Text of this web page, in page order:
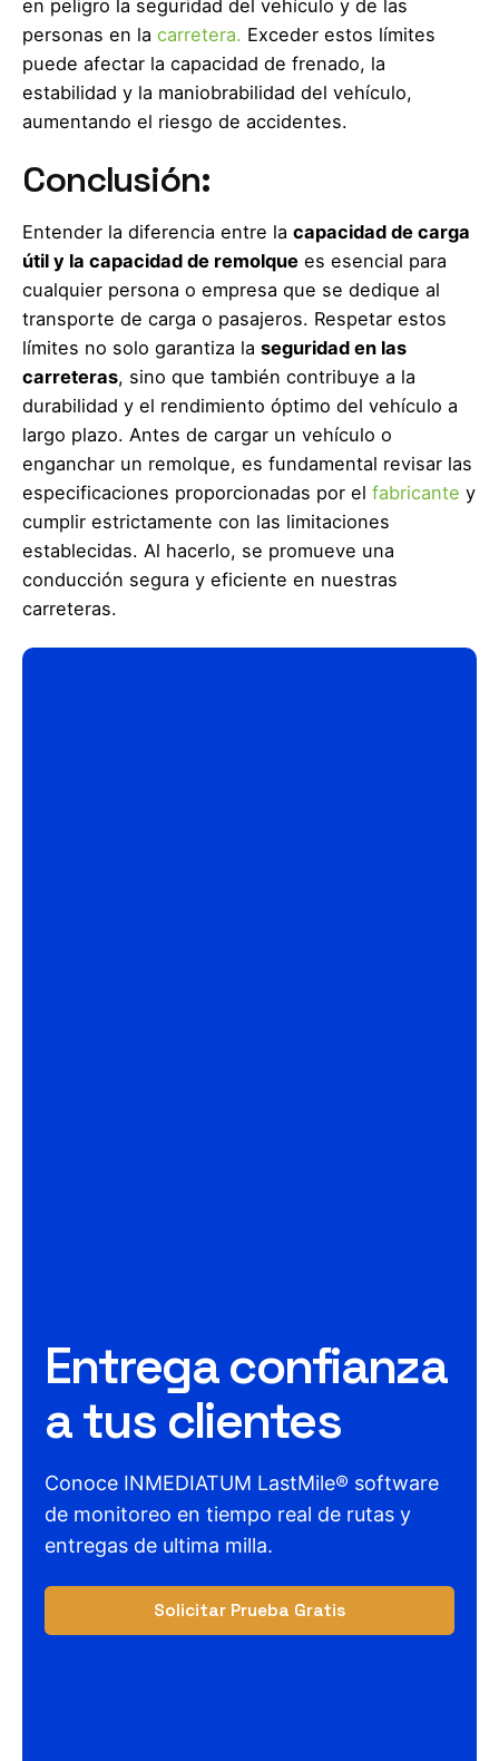
en peligro la seguridad del vehículo y de las
personas en la carretera. Exceder estos límites
puede afectar la capacidad de frenado, la
estabilidad y la maniobrabilidad del vehículo,
aumentando el riesgo de accidentes.
Conclusión:
Entender la diferencia entre la capacidad de carga
útil y la capacidad de remolque es esencial para
cualquier persona o empresa que se dedique al
transporte de carga o pasajeros. Respetar estos
límites no solo garantiza la seguridad en las
carreteras, sino que también contribuye a la
durabilidad y el rendimiento óptimo del vehículo a
largo plazo. Antes de cargar un vehículo o
enganchar un remolque, es fundamental revisar las
especificaciones proporcionadas por el fabricante y
cumplir estrictamente con las limitaciones
establecidas. Al hacerlo, se promueve una
conducción segura y eficiente en nuestras
carreteras.
Entrega confianza
a tus clientes
Conoce INMEDIATUM LastMile® software
de monitoreo en tiempo real de rutas y
entregas de ultima milla.
Solicitar Prueba Gratis